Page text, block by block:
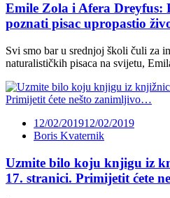
Emile Zola i Afera Dreyfus:
poznati pisac upropastio
Svi smo bar u srednjoj školi čuli za
naturalističkih pisaca na svijetu,
12/02/201912/02/2019
Boris Kvaternik
Uzmite bilo koju knjigu iz
17. stranici. Primijetit ćete